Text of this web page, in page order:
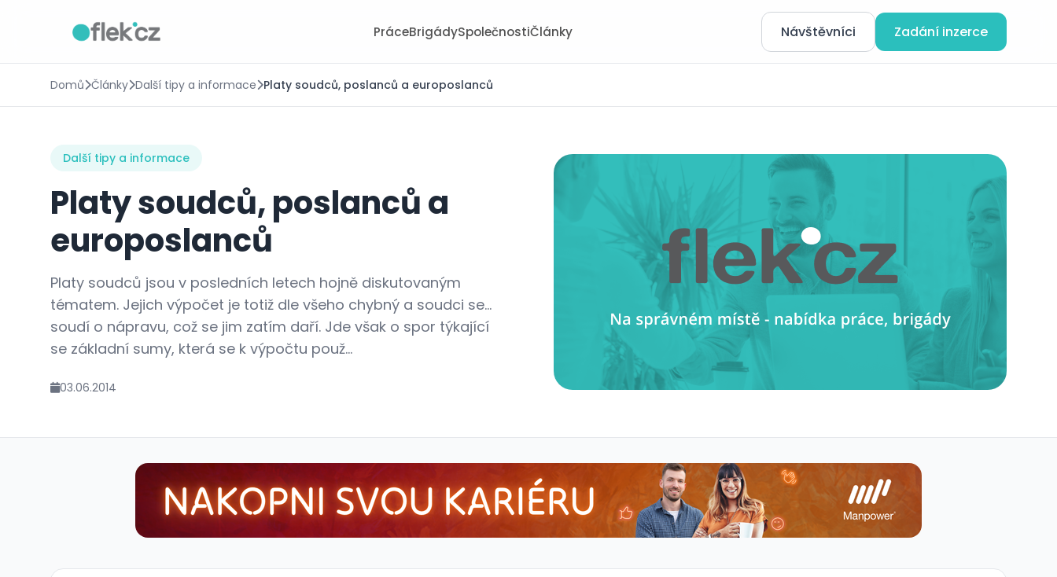
PráceBrigádySpolečnostiČlánky Návštěvníci Zadání inzerce
Domů Články Další tipy a informace Platy soudců, poslanců a europoslanců
Další tipy a informace
Platy soudců, poslanců a
europoslanců
Platy soudců jsou v posledních letech hojně diskutovaným
tématem. Jejich výpočet je totiž dle všeho chybný a soudci se…
soudí o nápravu, což se jim zatím daří. Jde však o spor týkající
se základní sumy, která se k výpočtu použ...
03.06.2014